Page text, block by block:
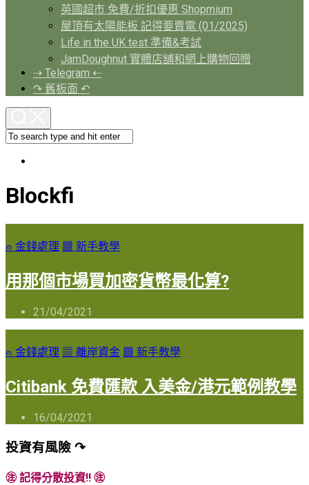
英國超市 免費/折扣優惠 Shopmium
屋頂有太陽能板 記得要賣電 (01/2025)
Life in the UK test 準備&考試
JamDoughnut 實體店舖和網上購物回贈
⇢ Telegram ⇠
↷ 舊板面 ↶
Blockfi
⍝ 金錢處理 ▩ 新手教學
用那個市場買加密貨幣最化算?
21/04/2021
⍝ 金錢處理 ▦ 離岸資金 ▩ 新手教學
Citibank 免費匯款 入美金/港元範例教學
16/04/2021
投資有風險 ↷
㊟ 記得分散投資!! ㊟